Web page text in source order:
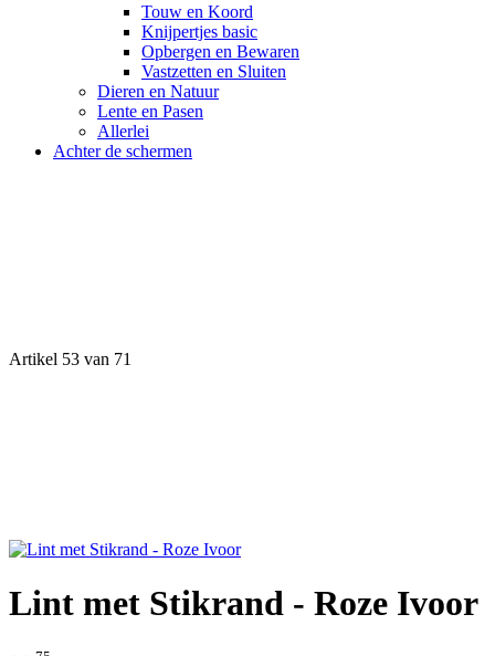
Touw en Koord
Knijpertjes basic
Opbergen en Bewaren
Vastzetten en Sluiten
Dieren en Natuur
Lente en Pasen
Allerlei
Achter de schermen
Artikel 53 van 71
Lint met Stikrand - Roze Ivoor